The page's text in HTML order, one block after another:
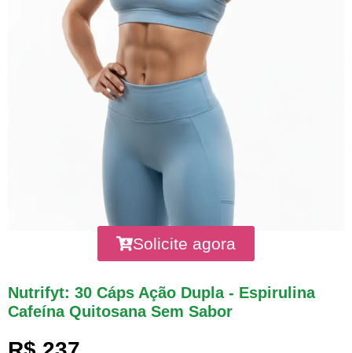
Solicite agora
Nutrifyt: 30 Cáps Ação Dupla - Espirulina
Cafeína Quitosana Sem Sabor